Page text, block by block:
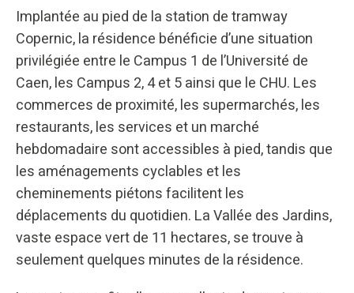
Implantée au pied de la station de tramway
Copernic, la résidence bénéficie d’une situation
privilégiée entre le Campus 1 de l’Université de
Caen, les Campus 2, 4 et 5 ainsi que le CHU. Les
commerces de proximité, les supermarchés, les
restaurants, les services et un marché
hebdomadaire sont accessibles à pied, tandis que
les aménagements cyclables et les
cheminements piétons facilitent les
déplacements du quotidien. La Vallée des Jardins,
vaste espace vert de 11 hectares, se trouve à
seulement quelques minutes de la résidence.